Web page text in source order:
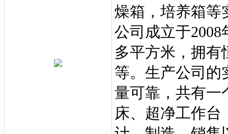
燥箱，培养箱等
公司成立于2008
多平方米，拥有
等。生产公司的
量可靠，共有一
床、超净工作台